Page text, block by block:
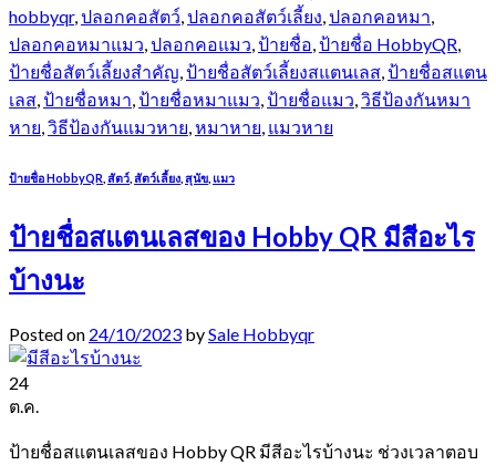
hobbyqr, ปลอกคอสัตว์ ปลอกคอสัตว์เลี้ยง ปลอกคอหมา
ปลอกคอหมาแมว ปลอกคอแมว ป้ายชื่อ ป้ายชื่อ HobbyQR
ป้ายชื่อสัตว์เลี้ยงสำคัญ ป้ายชื่อสัตว์เลี้ยงสแตนเลส ป้ายชื่อสแตน
เลส ป้ายชื่อหมา ป้ายชื่อหมาแมว ป้ายชื่อแมว วิธีป้องกันหมา
หาย วิธีป้องกันแมวหาย หมาหาย แมวหาย
ป้ายชื่อ HobbyQR สัตว์ สัตว์เลี้ยง สุนัข แมว
ป้ายชื่อสแตนเลสของ Hobby QR มีสีอะไร
บ้างนะ
Posted on 24/10/2023 bySale Hobbyqr
24
ต.ค.
ป้ายชื่อสแตนเลสของ Hobby QR มีสีอะไรบ้างนะ ช่วงเวลาตอบ